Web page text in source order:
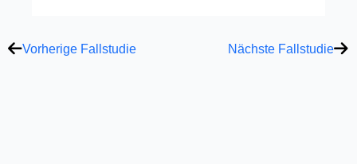
Vorherige Fallstudie Nächste Fallstudie